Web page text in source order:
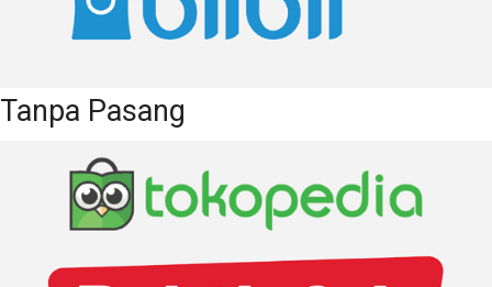
Tanpa Pasang